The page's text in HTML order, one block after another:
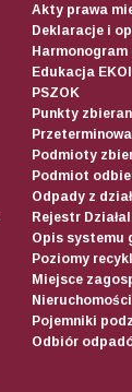
Akty prawa
Deklaracje i
Edukacja
PSZOK
Punkty
Podmioty
Podmiot
Odpady z
Rejestr
Opis systemu
Poziomy
Miejsce
Pojemniki
Odbiór